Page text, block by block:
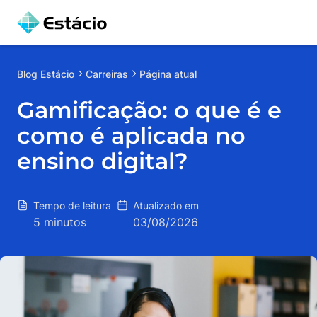
Blog Estácio Carreiras Página atual
Gamificação: o que é e
como é aplicada no
ensino digital?
Tempo de leitura
5 minutos
Atualizado em
03/08/2026